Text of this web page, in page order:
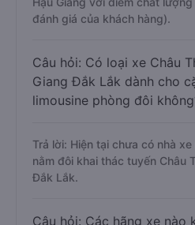
đánh giá của khách hàng).
Câu hỏi: Có loại xe Châu
Giang Đắk Lắk dành cho
limousine phòng đôi
Trả lời: Hiện tại chưa có nhà
nằm đôi khai thác tuyến Châu
Đắk Lắk.
Câu hỏi: Các hãng xe nào